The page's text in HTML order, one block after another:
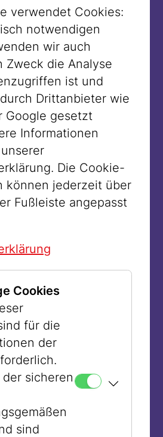
Heute geschieht
Spitzel, das aus
das wiederum
bedeckt wird. Die
lag zum einen an der
des Gebots, dass
Mikwe Wasser an
gelangen soll. Zum
Geschichte der
Talmud (Joma 47a) zur
die gewünschte
Kimchit sagte
meines Hauses
ihr Haar also
Privatheit der
jedoch in den
Strömungen
Meinungen zum
nach der
einige
überhaupt die
sei, die durch das
verwendet Cookies:
notwendigen
wir auch
Zweck die Analyse
ist und
Drittanbieter wie
Google gesetzt
Informationen
Die Cookie-
können jederzeit über
Fußleiste angepasst
Cookies
für die
der
sicheren
sind